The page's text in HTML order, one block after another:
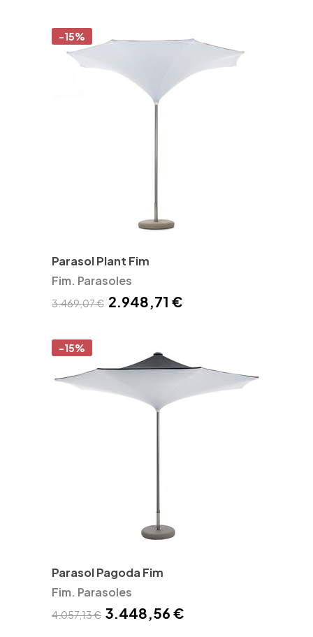
-15%
Parasol Plant Fim
Fim. Parasoles
3.469,07 € 2.948,71 €
-15%
Parasol Pagoda Fim
Fim. Parasoles
4.057,13 € 3.448,56 €